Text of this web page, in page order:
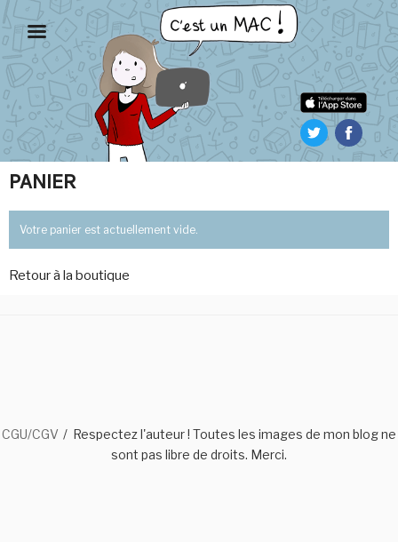
Aller
au
contenu
principal
PANIER
Votre panier est actuellement vide.
Retour à la boutique
CGU/CGV
Respectez l'auteur ! Toutes les images de mon blog ne
sont pas libre de droits. Merci.